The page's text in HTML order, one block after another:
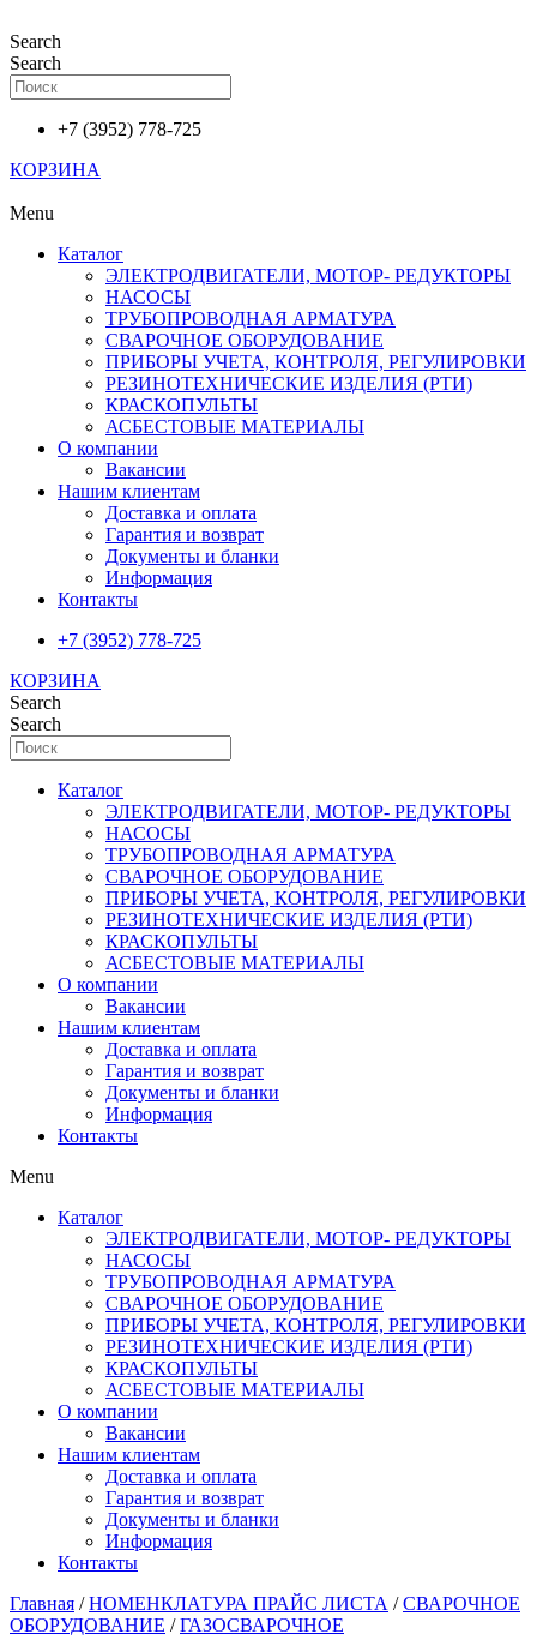
к
содержимому
Search
Search
+7 (3952) 778-725
КОРЗИНА
Menu
Каталог
ЭЛЕКТРОДВИГАТЕЛИ, МОТОР- РЕДУКТОРЫ
НАСОСЫ
ТРУБОПРОВОДНАЯ АРМАТУРА
СВАРОЧНОЕ ОБОРУДОВАНИЕ
ПРИБОРЫ УЧЕТА, КОНТРОЛЯ, РЕГУЛИРОВКИ
РЕЗИНОТЕХНИЧЕСКИЕ ИЗДЕЛИЯ (РТИ)
КРАСКОПУЛЬТЫ
АСБЕСТОВЫЕ МАТЕРИАЛЫ
О компании
Вакансии
Нашим клиентам
Доставка и оплата
Гарантия и возврат
Документы и бланки
Информация
Контакты
+7 (3952) 778-725
КОРЗИНА
Search
Search
Каталог
ЭЛЕКТРОДВИГАТЕЛИ, МОТОР- РЕДУКТОРЫ
НАСОСЫ
ТРУБОПРОВОДНАЯ АРМАТУРА
СВАРОЧНОЕ ОБОРУДОВАНИЕ
ПРИБОРЫ УЧЕТА, КОНТРОЛЯ, РЕГУЛИРОВКИ
РЕЗИНОТЕХНИЧЕСКИЕ ИЗДЕЛИЯ (РТИ)
КРАСКОПУЛЬТЫ
АСБЕСТОВЫЕ МАТЕРИАЛЫ
О компании
Вакансии
Нашим клиентам
Доставка и оплата
Гарантия и возврат
Документы и бланки
Информация
Контакты
Menu
Каталог
ЭЛЕКТРОДВИГАТЕЛИ, МОТОР- РЕДУКТОРЫ
НАСОСЫ
ТРУБОПРОВОДНАЯ АРМАТУРА
СВАРОЧНОЕ ОБОРУДОВАНИЕ
ПРИБОРЫ УЧЕТА, КОНТРОЛЯ, РЕГУЛИРОВКИ
РЕЗИНОТЕХНИЧЕСКИЕ ИЗДЕЛИЯ (РТИ)
КРАСКОПУЛЬТЫ
АСБЕСТОВЫЕ МАТЕРИАЛЫ
О компании
Вакансии
Нашим клиентам
Доставка и оплата
Гарантия и возврат
Документы и бланки
Информация
Контакты
Главная /НОМЕНКЛАТУРА ПРАЙС ЛИСТА /СВАРОЧНОЕ
ОБОРУДОВАНИЕ /ГАЗОСВАРОЧНОЕ